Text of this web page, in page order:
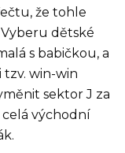
že tohle
dětské
s babičkou, a
tzv. win-win
sektor J za
východní